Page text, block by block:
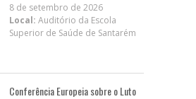
8 de setembro de 2026
Local: Auditório da Escola
Superior de Saúde de Santarém
Conferência Europeia sobre o Luto